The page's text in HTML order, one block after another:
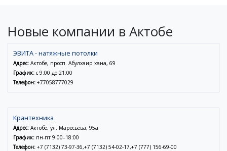
Новые компании в Актобе
ЭВИТА - натяжные потолки
Адрес: Актобе, просп. Абулхаир хана, 69
График: с 9:00 до 21:00
Телефон: +77058777029
Крантехника
Адрес: Актобе, ул. Маресьева, 95а
График: пн-пт 9:00–18:00
Телефон: +7 (7132) 73-97-36,+7 (7132) 54-02-17,+7 (777) 156-69-00